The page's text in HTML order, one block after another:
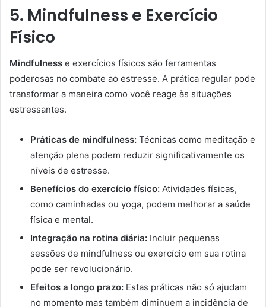
5. Mindfulness e Exercício
Físico
Mindfulness e exercícios físicos são ferramentas
poderosas no combate ao estresse. A prática regular pode
transformar a maneira como você reage às situações
estressantes.
Práticas de mindfulness: Técnicas como meditação e
atenção plena podem reduzir significativamente os
níveis de estresse.
Benefícios do exercício físico: Atividades físicas,
como caminhadas ou yoga, podem melhorar a saúde
física e mental.
Integração na rotina diária: Incluir pequenas
sessões de mindfulness ou exercício em sua rotina
pode ser revolucionário.
Efeitos a longo prazo: Estas práticas não só ajudam
no momento mas também diminuem a incidência de